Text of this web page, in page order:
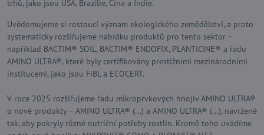
trhů, jako jsou USA, Brazílie, Čína a Indie.
Uvědomujeme si rostoucí význam ekologického zemědělství, a proto
systematicky rozšiřujeme nabídku produktů pro tento sektor –
například BACTIM® SOIL, BACTIM® ENDOFIX, PLANTICINE® a řadu
AMINO ULTRA®, které byly certifikovány prestižními mezinárodními
institucemi, jako jsou FiBL a ECOCERT.
V roce 2025 rozšiřujeme řadu mikroprvkových hnojiv AMINO ULTRA®
o nové produkty – AMINO ULTRA® (...) a AMINO ULTRA® (...), navržené
tak, aby pokryly různé nutriční potřeby rostlin. Kromě toho uvádíme